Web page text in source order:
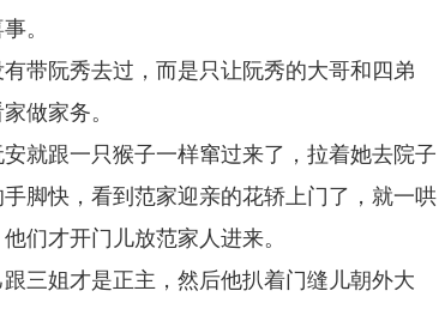
。
带阮秀去过，而是只让阮秀的大哥和四弟
做家务。
就跟一只猴子一样窜过来了，拉着她去院子
脚快，看到范家迎亲的花轿上门了，就一哄
们才开门儿放范家人进来。
三姐才是正主，然后他扒着门缝儿朝外大